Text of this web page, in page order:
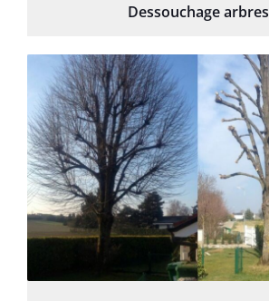
Dessouchage arbres